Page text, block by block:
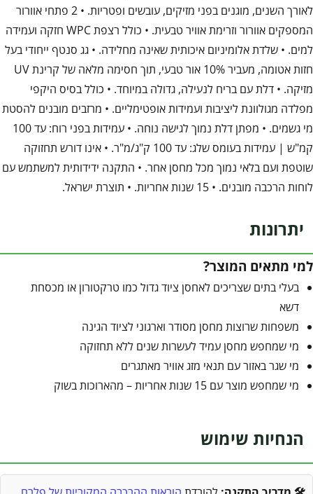
לאורך השנים, מוגנים בפני מזיקים, עובשים ופטריות. • 2 פתחי אוורור
המספקים אוורור וזרימת אוויר טבעית. • כולל רצפת WPC חזקה ועמידה
למים. • שלדת אלומיניום איכותית שאינה מחלידה. • גג סנטף ייחודי בעל
חזות אטומה, מעביר 10% אור טבעי, תוך חסימה מלאה של קרינת UV
מזיקה. • דלת עם בריח לנעילה, גדולה במיוחד. • כולל בסיס היקפי
מפלדה מגולוונת ליציבות ועמידות אופטימליים. • מרזבים מובנים להסטת
מי גשמים. • מפתן דלת נמוך לגישה נוחה. • עמידות בפני רוח: עד 100
קמ"ש | עמידות בעומס שלג: עד 100 ק"ג/מ"ר. • אינו דורש תחזוקה
שוטפת ועם בלאי נמוך מכל מחסן אחר. • התקנה ידידותית למשתמש עם
לוחות הרכבה מובנים. • 15 שנות אחריות. • תוצרת ישראל.
יתרונות
למי מתאים המוצר?
בעלי בתים שצריכים לאחסן ציוד גדול כמו טרקטורון או מכסחת
דשא
משפחות שרוצות מחסן מסודר וארגוני לציוד הגינה
מי שמחפש מחסן עמיד לעשרות שנים ללא תחזוקה
מי שגר באזור עם תנאי מזג אוויר מאתגרים
מי שמחפש מוצר עם 15 שנות אחריות – מהארוכות בשוק
הנחיות שימוש